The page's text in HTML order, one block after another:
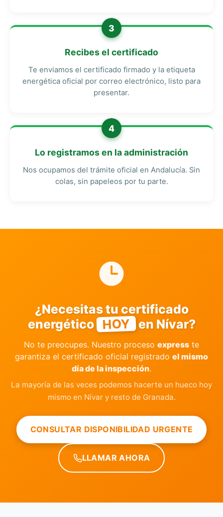
3
Recibes el certificado
Te enviamos el certificado firmado y la etiqueta
energética oficial por correo electrónico, listo para
presentar.
4
Lo registramos en la administración
Nos ocupamos del trámite oficial en Andalucía. Sin
colas, sin papeleos por tu parte.
¿Necesitas tu certificado
energético HOY en Nívar?
No te preocupes. Nuestro proceso express te
garantiza el certificado oficial registrado el mismo
día de la inspección.
La mayoría de las veces podemos hacerte un hueco hoy
mismo en Nívar y resto de Granada.
CONSULTAR DISPONIBILIDAD URGENTE
LLAMAR AHORA